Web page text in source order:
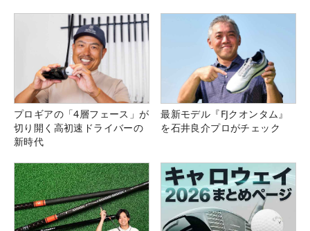
プロギアの「4層フェース」が
切り開く高初速ドライバーの
新時代
最新モデル『FJクオンタム』
を石井良介プロがチェック